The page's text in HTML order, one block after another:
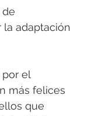
de
la adaptación
por el
más felices
que